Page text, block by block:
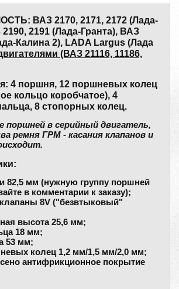
ВАЗ 2170, 2171, 2172 (Лада-
2191 (Лада-Гранта), ВАЗ
Калина 2), LADA Largus (Лада
(ВАЗ 21116, 11186,
4 поршня, 12 поршневых колец
кольцо коробчатое), 4
8 стопорных колец.
поршней в серийный двигатель,
ремня ГРМ - касания клапанов и
82,5 мм (нужную группу поршней
в комментарии к заказу);
8V ("безвтыковый"
высота 25,6 мм;
18 мм;
53 мм;
колец 1,2 мм/1,5 мм/2,0 мм;
антифрикционное покрытие